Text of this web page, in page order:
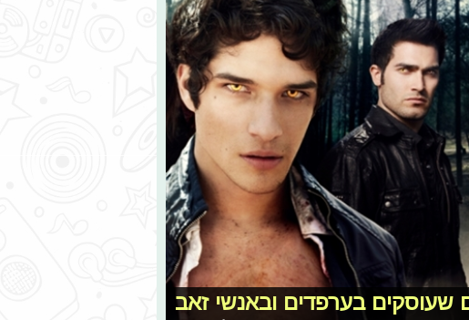
שעוסקים בערפדים ובאנשי זאב